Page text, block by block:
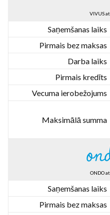
VIVUS
Saņemšanas laiks
Pirmais bez maksas
Darba laiks
Pirmais kredīts
Vecuma ierobežojums
Maksimālā summa
ONDO
Saņemšanas laiks
Pirmais bez maksas